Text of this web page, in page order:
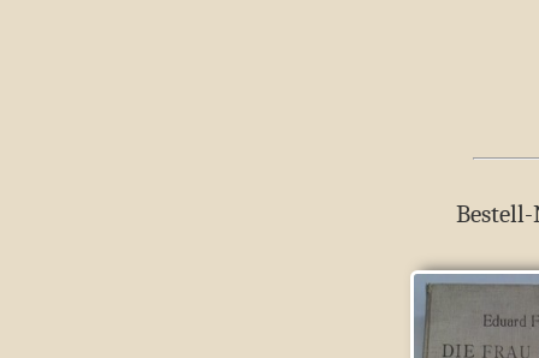
Bestell-